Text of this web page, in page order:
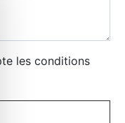
les conditions